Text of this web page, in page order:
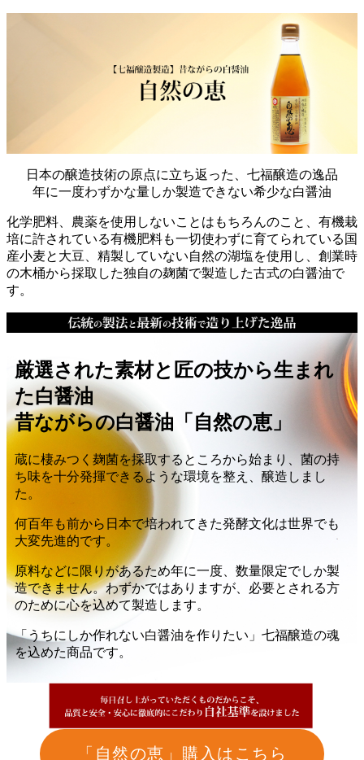
日本の醸造技術の原点に立ち返った、七福醸造の逸品
年に一度わずかな量しか製造できない希少な白醤油
化学肥料、農薬を使用しないことはもちろんのこと、有機栽
培に許されている有機肥料も一切使わずに育てられている国
産小麦と大豆、精製していない自然の湖塩を使用し、創業時
の木桶から採取した独自の麹菌で製造した古式の白醤油で
す。
厳選された素材と匠の技から生まれ
た白醤油
昔ながらの白醤油「自然の恵」
蔵に棲みつく麹菌を採取するところから始まり、菌の持
ち味を十分発揮できるような環境を整え、醸造しまし
た。
何百年も前から日本で培われてきた発酵文化は世界でも
大変先進的です。
原料などに限りがあるため年に一度、数量限定でしか製
造できません。わずかではありますが、必要とされる方
のために心を込めて製造します。
「うちにしか作れない白醤油を作りたい」七福醸造の魂
を込めた商品です。
「自然の恵」購入はこちら